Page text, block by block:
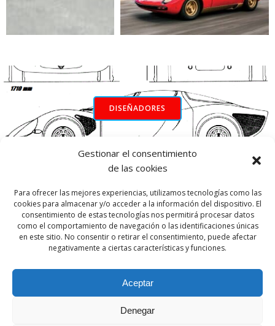
Gestionar el consentimiento
de las cookies
Para ofrecer las mejores experiencias, utilizamos tecnologías como las
cookies para almacenar y/o acceder a la información del dispositivo. El
consentimiento de estas tecnologías nos permitirá procesar datos
como el comportamiento de navegación o las identificaciones únicas
en este sitio. No consentir o retirar el consentimiento, puede afectar
negativamente a ciertas características y funciones.
Aceptar
Denegar
DISEÑADORES
INICIO
© 2026 Par Motor Club. Created for free using